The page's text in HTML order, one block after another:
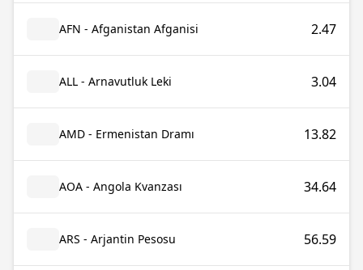
AFN - Afganistan Afganisi 2.47
ALL - Arnavutluk Leki 3.04
AMD - Ermenistan Dramı 13.82
AOA - Angola Kvanzası 34.64
ARS - Arjantin Pesosu 56.59